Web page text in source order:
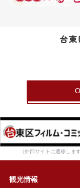
台
（外部サイトに遷移します
観光情報